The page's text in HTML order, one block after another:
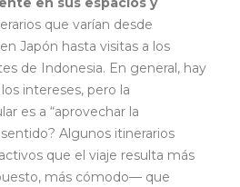
que varían desde
Japón hasta visitas a los
de Indonesia. En general, hay
intereses, pero la
es a “aprovechar la
Algunos itinerarios
que el viaje resulta más
más cómodo— que